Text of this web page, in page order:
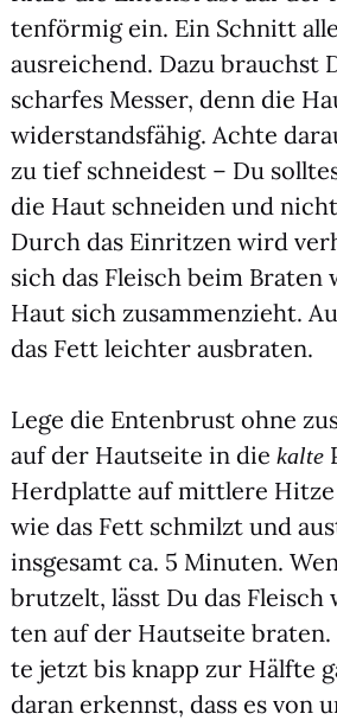
ten­för­mig ein. Ein Schnitt
aus­rei­chend. Dazu brauchst
schar­fes Mes­ser, denn die
wider­stands­fä­hig. Ach­te
zu tief schnei­dest – Du
die Haut schnei­den und
Durch das Ein­rit­zen wird
sich das Fleisch beim Bra­ten
Haut sich zusam­men­zieht.
das Fett leich­ter aus­bra­ten.
Lege die Enten­brust ohne
auf der Haut­sei­te in die kal­te
Herd­plat­te auf mitt­le­re
wie das Fett schmilzt und
ins­ge­samt ca. 5 Minu­ten.
brut­zelt, lässt Du das
ten auf der Haut­sei­te
te jetzt bis knapp zur Hälf­te
dar­an erkennst, dass es von